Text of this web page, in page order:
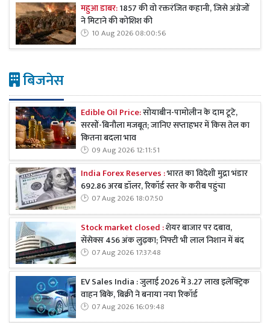
महुआ डाबर:1857 की वो रक्तरंजित कहानी, जिसे अंग्रेजों
ने मिटाने की कोशिश की
10 Aug 2026 08:00:56
बिजनेस
Edible Oil Price:सोयाबीन-पामोलीन के दाम टूटे,
सरसों-बिनौला मजबूत; जानिए सप्ताहभर में किस तेल का
कितना बदला भाव
09 Aug 2026 12:11:51
India Forex Reserves :भारत का विदेशी मुद्रा भंडार
692.86 अरब डॉलर, रिकॉर्ड स्तर के करीब पहुंचा
07 Aug 2026 18:07:50
Stock market closed :शेयर बाजार पर दबाव,
सेंसेक्स 456 अंक लुढ़का; निफ्टी भी लाल निशान में बंद
07 Aug 2026 17:37:48
EV Sales India : जुलाई 2026 में 3.27 लाख इलेक्ट्रिक
वाहन बिके, बिक्री ने बनाया नया रिकॉर्ड
07 Aug 2026 16:09:48